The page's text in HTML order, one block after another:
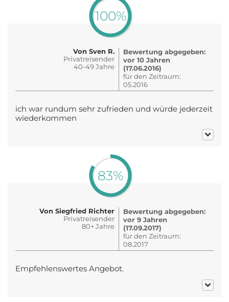
100%
Von Sven R.
Privatreisender
40-49 Jahre
Bewertung abgegeben:
vor 10 Jahren
(17.06.2016)
für den Zeitraum:
05.2016
ich war rundum sehr zufrieden und würde jederzeit
wiederkommen
83%
Von Siegfried Richter
Privatreisender
80+ Jahre
Bewertung abgegeben:
vor 9 Jahren
(17.09.2017)
für den Zeitraum:
08.2017
Empfehlenswertes Angebot.